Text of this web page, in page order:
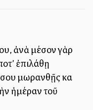
ἀνὰ μέσον γὰρ
ἐπιλάθῃ
μωρανθῇς καὶ
ἡμέραν τοῦ